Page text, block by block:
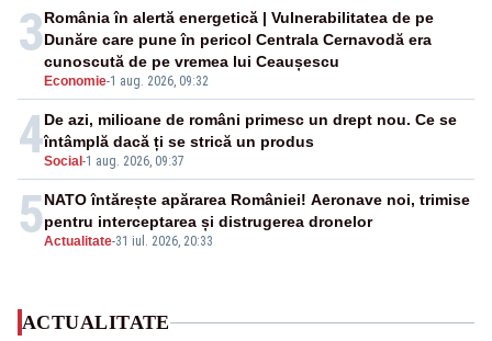
3
Economie-1 aug. 2026, 09:32
România în alertă energetică | Vulnerabilitatea de pe
Dunăre care pune în pericol Centrala Cernavodă era
cunoscută de pe vremea lui Ceaușescu
4Social -1 aug. 2026, 09:37
De azi, milioane de români primesc un drept nou. Ce se
întâmplă dacă ți se strică un produs
5Actualitate-31 iul. 2026, 20:33
NATO întărește apărarea României! Aeronave noi, trimise
pentru interceptarea și distrugerea dronelor
ACTUALITATE